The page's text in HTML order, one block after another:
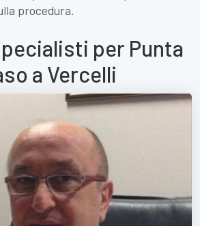
procedura.
per Punta
a Vercelli